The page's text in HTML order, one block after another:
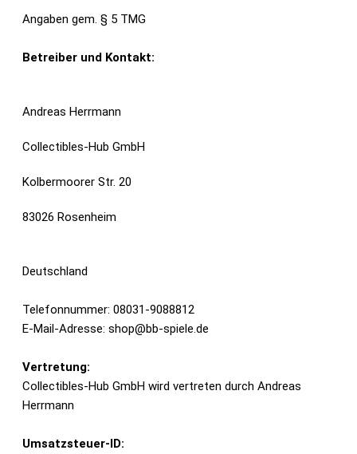
Angaben gem. § 5 TMG
Betreiber und Kontakt:
Andreas Herrmann
Collectibles-Hub GmbH
Kolbermoorer Str. 20
83026 Rosenheim
Deutschland
Telefonnummer: 08031-9088812
E-Mail-Adresse: shop@bb-spiele.de
Vertretung:
Collectibles-Hub GmbH wird vertreten durch Andreas
Herrmann
Umsatzsteuer-ID: